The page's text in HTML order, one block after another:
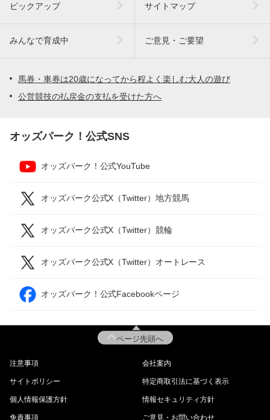
ピックアップ サイトマップ
みんなで育成中 ご意見・ご要望
馬券・車券は20歳になってから程よく楽しむ大人の遊び
公営競技の払戻金の支払を受けた方へ
オッズパーク！公式SNS
オッズパーク！公式YouTube
オッズパーク公式X（Twitter）地方競馬
オッズパーク公式X（Twitter）競輪
オッズパーク公式X（Twitter）オートレース
オッズパーク！公式Facebookページ
ページ先頭へ
注意事項 会社案内
サイトポリシー 特定商取引法に基づく表示
個人情報保護方針 情報セキュリティ方針
免責事項 ご意見・お問い合わせ